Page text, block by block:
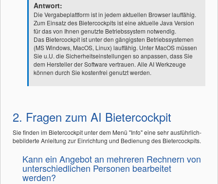
Antwort:
Die Vergabeplattform ist in jedem aktuellen Browser lauffähig.
Zum Einsatz des Bietercockpits ist eine aktuelle Java Version
für das von Ihnen genutzte Betriebssystem notwendig.
Das Bietercockpit ist unter den gängigsten Betriebssystemen
(MS Windows, MacOS, Linux) lauffähig. Unter MacOS müssen
Sie u.U. die Sicherheitseinstellungen so anpassen, dass Sie
dem Hersteller der Software vertrauen. Alle AI Werkzeuge
können durch Sie kostenfrei genutzt werden.
2. Fragen zum AI Bietercockpit
Sie finden im Bietercockpit unter dem Menü "Info" eine sehr ausführlich-
bebilderte Anleitung zur Einrichtung und Bedienung des Bietercockpits.
Kann ein Angebot an mehreren Rechnern von
unterschiedlichen Personen bearbeitet
werden?